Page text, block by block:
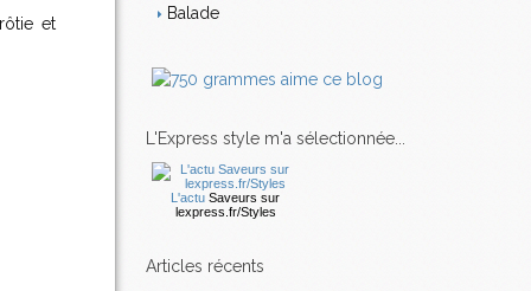
et
Balade
L'Express style m'a sélectionnée...
L'actu Saveurs sur
lexpress.fr/Styles
articles récents